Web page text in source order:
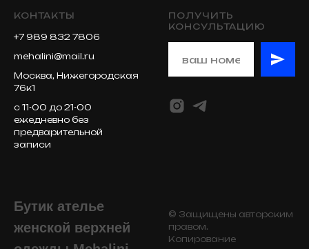
КОНТАКТЫ
+7 989 832 7806
mehalini@mail.ru
Москва, Нижегородская
76к1
с 11-00 до 21-00
ежедневно без
предварительной
записи
ПОЛУЧИТЬ
КОНСУЛЬТАЦИЮ
Бутик ателье
женской верхней
© Защищены авторским
правом.
Копирование